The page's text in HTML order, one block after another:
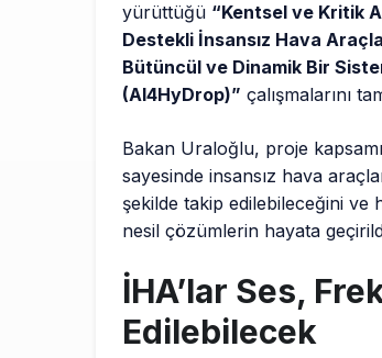
yürüttüğü “Kentsel ve Kritik
Destekli İnsansız Hava
Bütüncül ve Dinamik Bir
(AI4HyDrop)” çalışmalarını
Bakan Uraloğlu, proje
sayesinde insansız hava
şekilde takip edilebileceğini ve
nesil çözümlerin hayata
İHA’lar Ses,
Edilebilecek